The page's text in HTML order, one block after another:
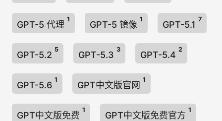
GPT-5 代理
1
GPT-5 镜像
1
GPT-5.1
7
GPT-5.2
5
GPT-5.3
3
GPT-5.4
2
GPT-5.6
1
GPT中文版官网
1
GPT中文版免费
1
GPT中文版免费官方
1